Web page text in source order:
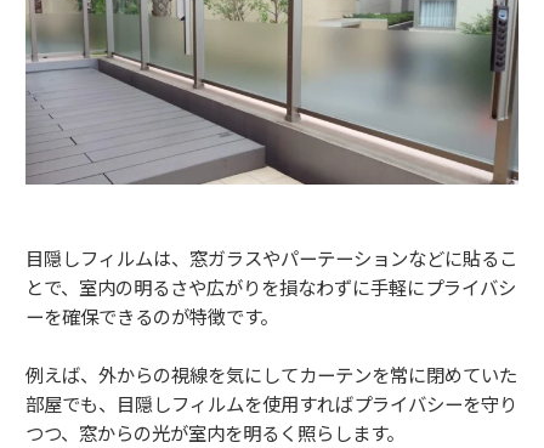
目隠しフィルムは、窓ガラスやパーテーションなどに貼るこ
とで、室内の明るさや広がりを損なわずに手軽にプライバシ
ーを確保できるのが特徴です。
例えば、外からの視線を気にしてカーテンを常に閉めていた
部屋でも、目隠しフィルムを使用すればプライバシーを守り
つつ、窓からの光が室内を明るく照らします。